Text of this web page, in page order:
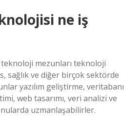
ne iş
mezunları teknoloji
sağlık ve diğer birçok sektörde
yazılım geliştirme, veritabanı
web tasarımı, veri analizi ve
uzmanlaşabilirler.